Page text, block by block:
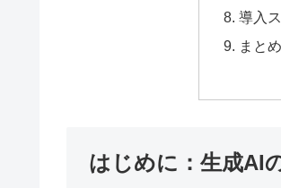
導入
まと
はじめに：生成AI